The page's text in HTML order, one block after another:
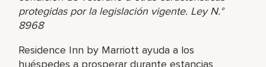
protegidas por la legislación vigente. Ley N.°
8968
Residence Inn by Marriott ayuda a los
huéspedes a prosperar durante estancias